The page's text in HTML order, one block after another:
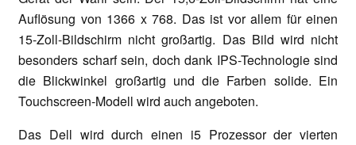
Auflösung von 1366 x 768. Das ist vor allem für einen
15-Zoll-Bildschirm nicht großartig. Das Bild wird nicht
besonders scharf sein, doch dank IPS-Technologie sind
die Blickwinkel großartig und die Farben solide. Ein
Touchscreen-Modell wird auch angeboten.
Das Dell wird durch einen i5 Prozessor der vierten